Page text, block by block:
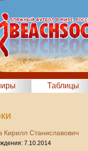
Таблицы
Кирилл Станиславович
7.10.2014